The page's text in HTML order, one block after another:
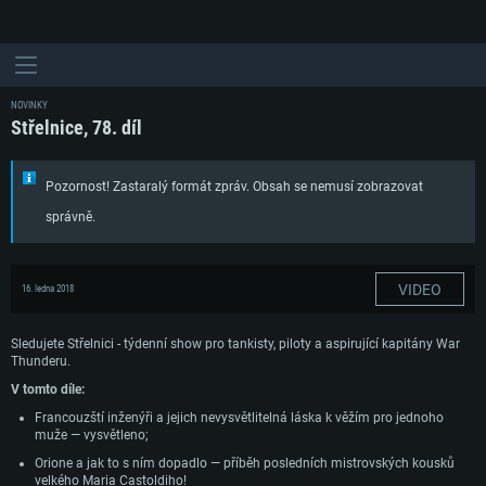
NOVINKY
Střelnice, 78. díl
Pozornost! Zastaralý formát zpráv. Obsah se nemusí zobrazovat
správně.
16. ledna 2018 VIDEO
Sledujete Střelnici - týdenní show pro tankisty, piloty a aspirující kapitány War
Thunderu.
V tomto díle:
Francouzští inženýři a jejich nevysvětlitelná láska k věžím pro jednoho
muže — vysvětleno;
Orione a jak to s ním dopadlo — příběh posledních mistrovských kousků
velkého Maria Castoldiho!